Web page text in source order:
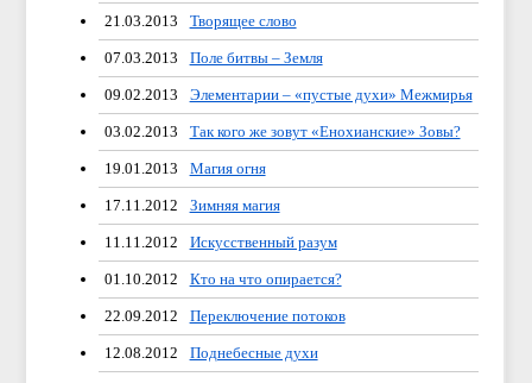
21.03.2013 Творящее слово
07.03.2013 Поле битвы – Земля
09.02.2013 Элементарии – «пустые духи» Межмирья
03.02.2013 Так кого же зовут «Енохианские» Зовы?
19.01.2013 Магия огня
17.11.2012 Зимняя магия
11.11.2012 Искусственный разум
01.10.2012 Кто на что опирается?
22.09.2012 Переключение потоков
12.08.2012 Поднебесные духи